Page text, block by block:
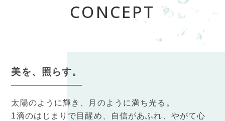
CONCEPT
美を、照らす。
太陽のように輝き、月のように満ち光る。
1滴のはじまりで目醒め、自信があふれ、やがて心